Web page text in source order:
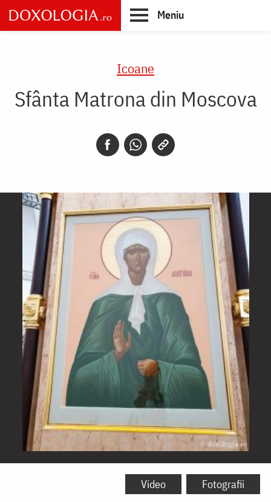
Skip
to
main
Meniu
Icoane
Sfânta Matrona din Moscova
Sfânta
Video Fotografii